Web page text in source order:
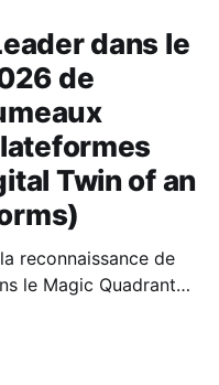
dans le
de
Twin of an
reconnaissance de
le Magic Quadrant™
(DTO) et